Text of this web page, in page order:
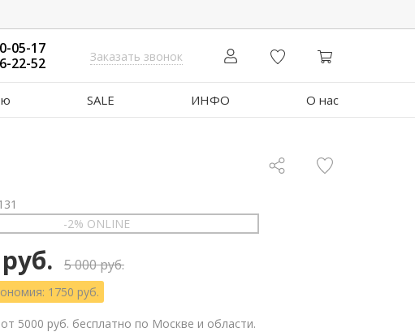
05-17
22-52
Заказать звонок
SALE ИНФО О нас
-2% ONLINE
5 000 руб.
1750 руб.
от 5000 руб. бесплатно по Москве и области.